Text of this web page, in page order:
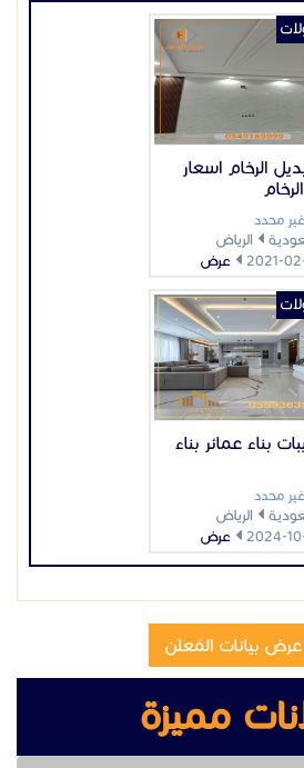
الرخام اسعار
محدد
الرياض
عرض
بناء عمائر بناء
محدد
الرياض
عرض
عرض بيانات المُعلن
مميزة